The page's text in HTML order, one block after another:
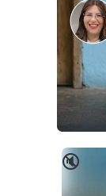
🔇